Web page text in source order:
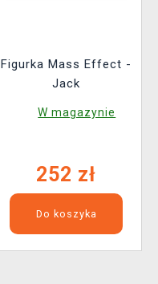
Figurka Mass Effect -
Jack
W magazynie
252 zł
Do koszyka